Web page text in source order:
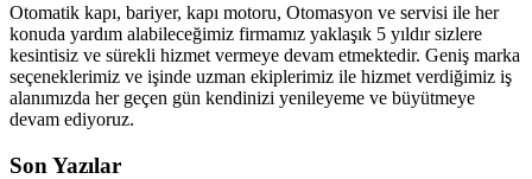
Otomatik kapı, bariyer, kapı motoru, Otomasyon ve servisi ile her
konuda yardım alabileceğimiz firmamız yaklaşık 5 yıldır sizlere
kesintisiz ve sürekli hizmet vermeye devam etmektedir. Geniş marka
seçeneklerimiz ve işinde uzman ekiplerimiz ile hizmet verdiğimiz iş
alanımızda her geçen gün kendinizi yenileyeme ve büyütmeye
devam ediyoruz.
Son Yazılar